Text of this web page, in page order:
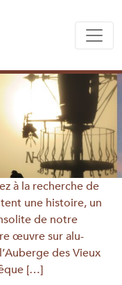
à la recherche de
une histoire, un
de notre
œuvre sur alu-
des Vieux
[…]